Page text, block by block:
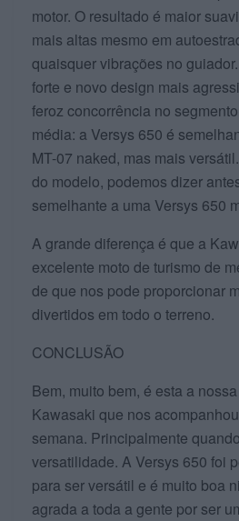
motor. O resultado é maior
mais altas mesmo em
quaisquer vibrações no
forte e novo design mais
feroz concorrência no
média: a Versys 650 é
MT-07 naked, mas mais
do modelo, podemos dizer
semelhante a uma Versys 650
A grande diferença é que a
excelente moto de turismo de
de que nos pode proporcionar
divertidos em todo o terreno.
CONCLUSÃO
Bem, muito bem, é esta a
Kawasaki que nos
semana. Principalmente
versatilidade. A Versys 650 foi
para ser versátil e é muito boa
agrada a toda a gente por ser